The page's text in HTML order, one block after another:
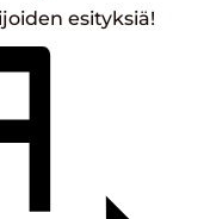
esityksiä!